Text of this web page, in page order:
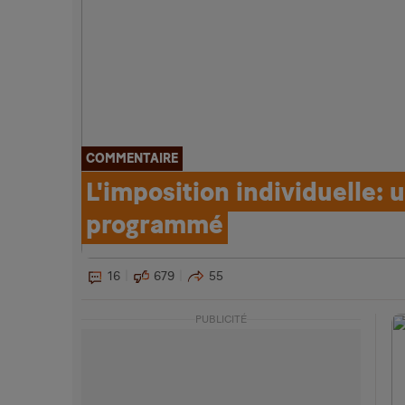
COMMENTAIRE
L'imposition individuelle:
programmé
16 679 55
PUBLICITÉ